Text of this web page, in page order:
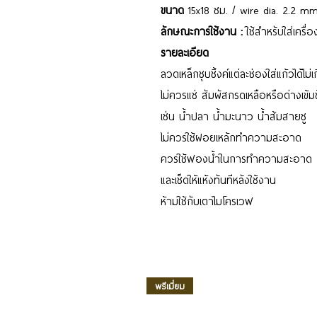
ขนาด 15x18 ซม. / wire dia. 2.2
ลักษณะการใช้งาน :ใช้สำหรับใส่เครื่
รายละเอียด
ลวดเหล็กชุบซิ้งค์แต่ละช่องใส่แก้วได้ไม่
ไม่ควรแช่ สัมผัสกรดเหลือหรือด่างเข้ม
เช่น น้ำปลา น้ำมะนาว น้ำส้มสายชู
ไม่ควรใช้ฝอยเหล้กทำความสะอาด
ควรใช้ฟองน้ำในการทำความสะอาด
และเช็ดให้แห้งทันทีหลังใช้งาน
ห้ามใช้กับเตาไมโครเวฟ
พรีเมี่ยม